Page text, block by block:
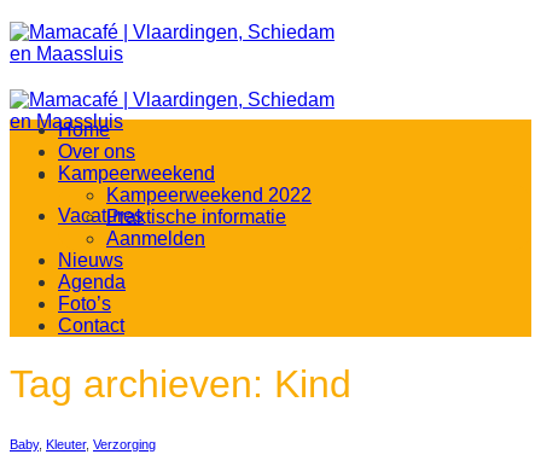
Ga
naar
inhoud
Vacatures
Home
Over ons
Kampeerweekend
Kampeerweekend 2022
Praktische informatie
Aanmelden
Nieuws
Agenda
Foto’s
Contact
Tag archieven: Kind
Baby, Kleuter, Verzorging